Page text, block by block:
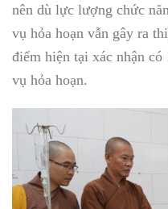
nên dù lực lượng chức
vụ hỏa hoạn vẫn gây ra
điểm hiện tại xác nhận
vụ hỏa hoạn.